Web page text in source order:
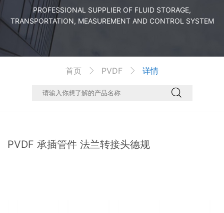
PROFESSIONAL SUPPLIER OF FLUID STORAGE,
TRANSPORTATION, MEASUREMENT AND CONTROL SYSTEM
首页  PVDF  详情

PVDF 承插管件 法兰转接头德规